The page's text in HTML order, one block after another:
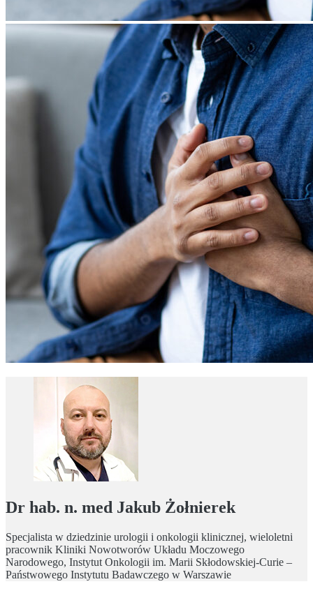
Dr hab. n. med Jakub Żołnierek
Specjalista w dziedzinie urologii i onkologii klinicznej, wieloletni
pracownik Kliniki Nowotworów Układu Moczowego
Narodowego, Instytut Onkologii im. Marii Skłodowskiej-Curie –
Państwowego Instytutu Badawczego w Warszawie